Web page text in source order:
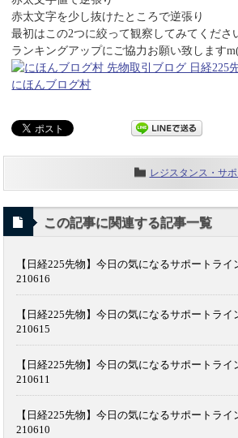
赤太文字を少し抜けたところで逆張り
最初はこの2つに絞って観察してみてくださ
ランキングアップにご協力お願い致します
にほんブログ村
レジスタンス・サポ
この記事に関連する記事一覧
【日経225先物】今日の気になるサポートラ
210616
【日経225先物】今日の気になるサポートラ
210615
【日経225先物】今日の気になるサポートラ
210611
【日経225先物】今日の気になるサポートラ
210610